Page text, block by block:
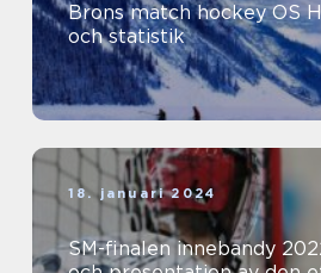
Brons match hockey OS Historia, typer
och statistik
18. januari 2024
SM-finalen innebandy